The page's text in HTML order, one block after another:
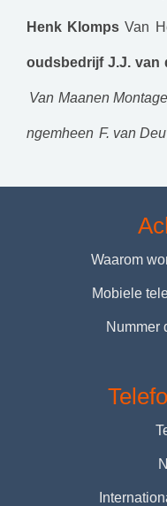
Henk Klomps Van
oudsbedrijf J.J. van
Van Maanen
ngemheen F. van
Waarom
Mobiele